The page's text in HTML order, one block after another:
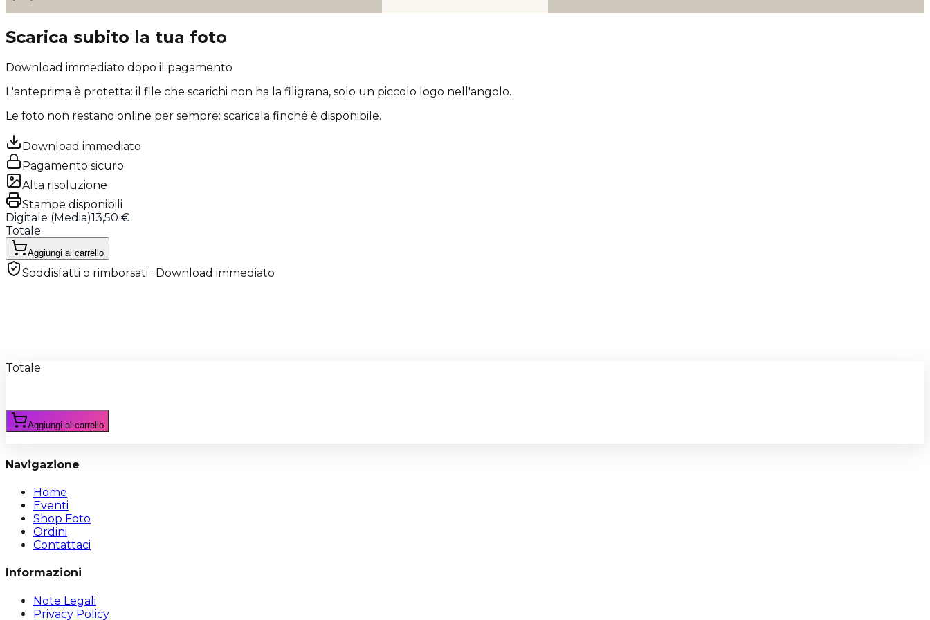
Scarica subito la tua foto
Download immediato dopo il pagamento
L'anteprima è protetta: il file che scarichi non ha la filigrana, solo un piccolo logo nell'angolo.
Le foto non restano online per sempre: scaricala finché è disponibile.
Download immediato
Pagamento sicuro
Alta risoluzione
Stampe disponibili
Digitale (Media)13,50 €
Totale
Aggiungi al carrello
Soddisfatti o rimborsati · Download immediato
Totale
Aggiungi al carrello
Navigazione
Home
Eventi
Shop Foto
Ordini
Contattaci
Informazioni
Note Legali
Privacy Policy